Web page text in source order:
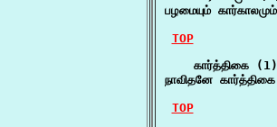
பழமையும்
TOP
    கார்த்திகை (1)
நாவிதனே
TOP